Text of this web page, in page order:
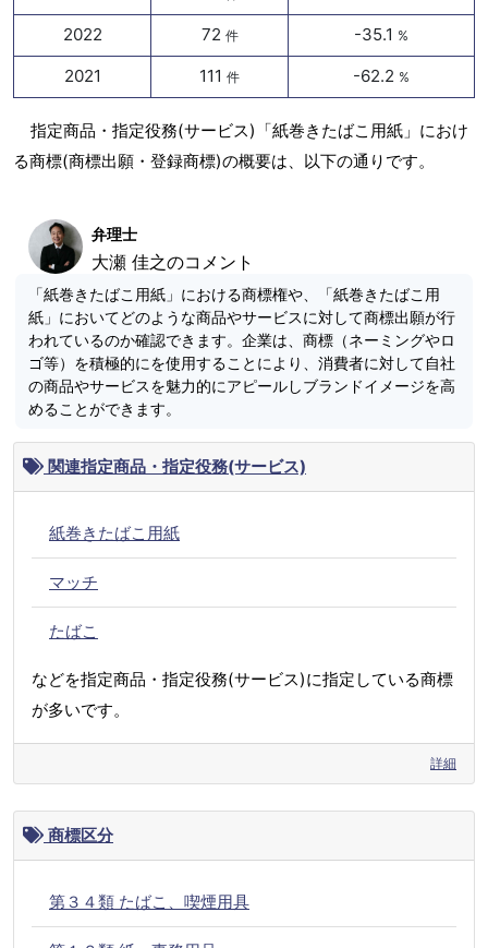
2022 72 件 -35.1 %
2021 111 件 -62.2 %
指定商品・指定役務(サービス)「紙巻きたばこ用紙」におけ
る商標(商標出願・登録商標)の概要は、以下の通りです。
弁理士
大瀬 佳之のコメント
「紙巻きたばこ用紙」における商標権や、「紙巻きたばこ用
紙」においてどのような商品やサービスに対して商標出願が行
われているのか確認できます。企業は、商標（ネーミングやロ
ゴ等）を積極的にを使用することにより、消費者に対して自社
の商品やサービスを魅力的にアピールしブランドイメージを高
めることができます。
関連指定商品・指定役務(サービス)
紙巻きたばこ用紙
マッチ
たばこ
などを指定商品・指定役務(サービス)に指定している商標
が多いです。
詳細
商標区分
第３４類 たばこ、喫煙用具